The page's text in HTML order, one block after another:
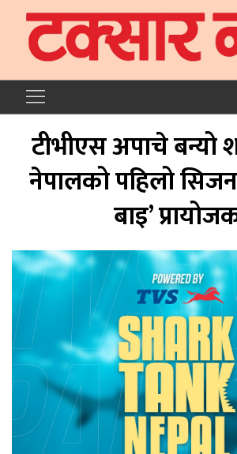
टीभीएस अपाचे बन्यो
नेपालको पहिलो
बाइ’